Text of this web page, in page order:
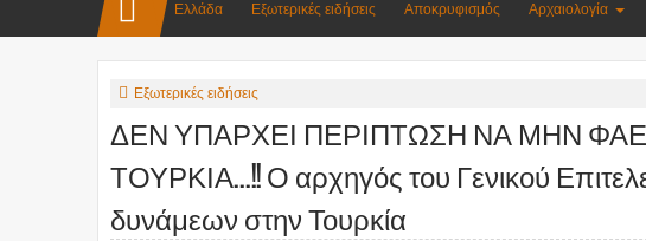
Ελλάδα Εξωτερικές ειδήσεις Αποκρυφισμός Αρχαιολογία
Εξωτερικές ειδήσεις
ΔΕΝ ΥΠΑΡΧΕΙ ΠΕΡΙΠΤΩΣΗ ΝΑ ΜΗΝ
ΤΟΥΡΚΙΑ...!! Ο αρχηγός του Γενικού
δυνάμεων στην Τουρκία